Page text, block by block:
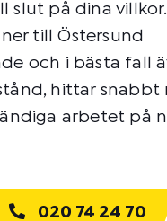
slut på dina
till Östersund
och i bästa fall
hittar snabbt
arbetet på
020 74 24 70